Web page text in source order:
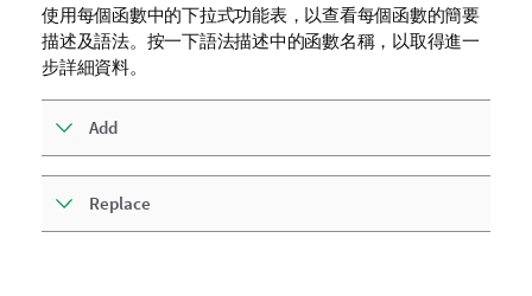
使用每個函數中的下拉式功能表，以查看每個函數的簡要
描述及語法。按一下語法描述中的函數名稱，以取得進一
步詳細資料。
Add
Replace